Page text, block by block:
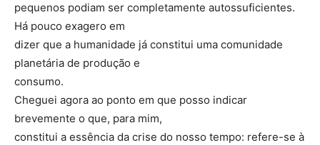
pequenos podiam ser completamente autossuficientes.
Há pouco exagero em
dizer que a humanidade já constitui uma comunidade
planetária de produção e
consumo.
Cheguei agora ao ponto em que posso indicar
brevemente o que, para mim,
constitui a essência da crise do nosso tempo: refere-se à